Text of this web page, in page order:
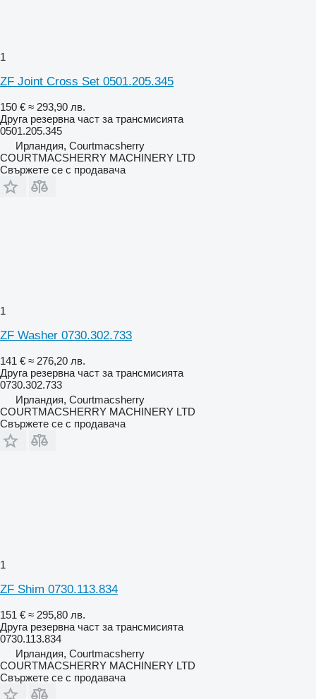
1
ZF Joint Cross Set 0501.205.345
150 € ≈ 293,90 лв.
Друга резервна част за трансмисията
0501.205.345
Ирландия, Courtmacsherry
COURTMACSHERRY MACHINERY LTD
Свържете се с продавача
1
ZF Washer 0730.302.733
141 € ≈ 276,20 лв.
Друга резервна част за трансмисията
0730.302.733
Ирландия, Courtmacsherry
COURTMACSHERRY MACHINERY LTD
Свържете се с продавача
1
ZF Shim 0730.113.834
151 € ≈ 295,80 лв.
Друга резервна част за трансмисията
0730.113.834
Ирландия, Courtmacsherry
COURTMACSHERRY MACHINERY LTD
Свържете се с продавача